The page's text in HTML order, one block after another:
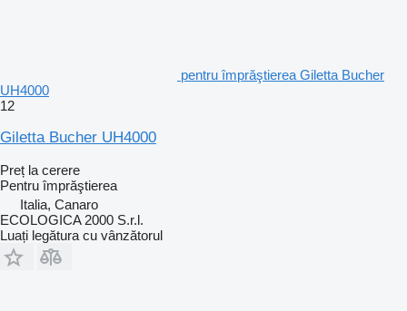
pentru împrăştierea Giletta Bucher
UH4000
12
Giletta Bucher UH4000
Preț la cerere
Pentru împrăştierea
Italia, Canaro
ECOLOGICA 2000 S.r.l.
Luați legătura cu vânzătorul